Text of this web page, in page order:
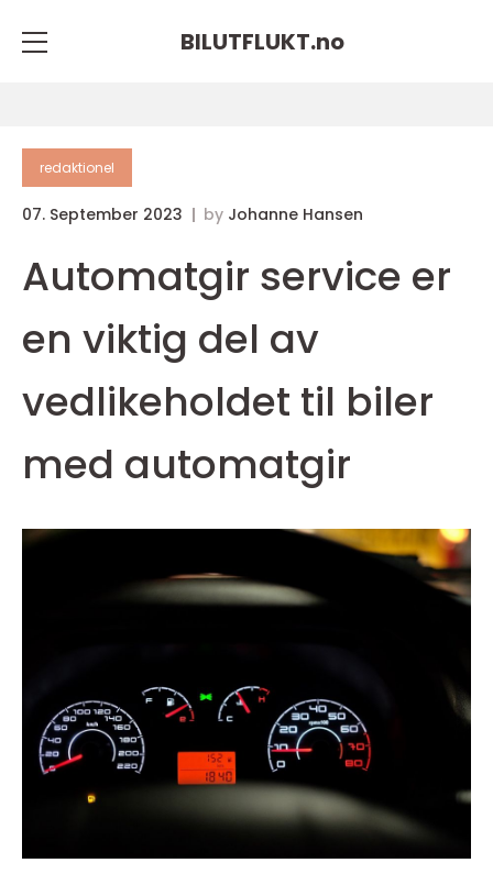
BILUTFLUKT.no
redaktionel
07. September 2023 by Johanne Hansen
Automatgir service er
en viktig del av
vedlikeholdet til biler
med automatgir